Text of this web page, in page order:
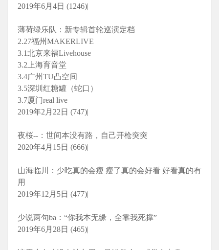
2019年6月4日 (1246)|
薄荷绿乐队：新专辑首轮巡演定档
2.27福州MAKERLIVE
3.1北京来福Livehouse
3.2上海育音堂
3.4广州TU凸空间
3.5深圳红糖罐（蛇口）
3.7厦门real live
2019年2月22日 (747)|
夜桜--：世间本没有路，自己开枪突突
2020年4月15日 (666)|
山海临川：少吃真的会瘦 瘦了真的会好看 好看真的有
用
2019年12月5日 (477)|
少说两句ba：“你我本无缘，全靠我死撑”
2019年6月28日 (465)|